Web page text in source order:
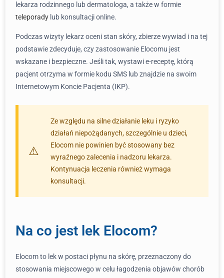
lekarza rodzinnego lub dermatologa, a także w formie
teleporady lub konsultacji online.
Podczas wizyty lekarz oceni stan skóry, zbierze wywiad i na tej
podstawie zdecyduje, czy zastosowanie Elocomu jest
wskazane i bezpieczne. Jeśli tak, wystawi e-receptę, którą
pacjent otrzyma w formie kodu SMS lub znajdzie na swoim
Internetowym Koncie Pacjenta (IKP).
Ze względu na silne działanie leku i ryzyko
działań niepożądanych, szczególnie u dzieci,
Elocom nie powinien być stosowany bez
wyraźnego zalecenia i nadzoru lekarza.
Kontynuacja leczenia również wymaga
konsultacji.
Na co jest lek Elocom?
Elocom to lek w postaci płynu na skórę, przeznaczony do
stosowania miejscowego w celu łagodzenia objawów chorób